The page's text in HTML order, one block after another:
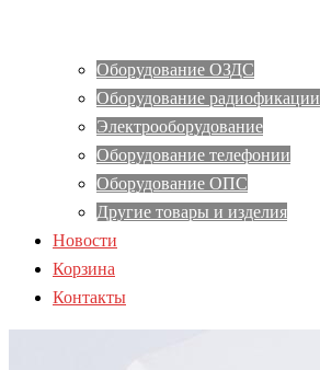
Оборудование ОЗДС
Оборудование радиофикации
Электрооборудование
Оборудование телефонии
Оборудование ОПС
Другие товары и изделия
Новости
Корзина
Контакты